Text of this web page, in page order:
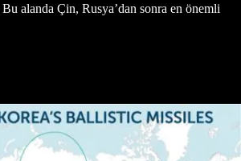
alanda Çin, Rusya’dan sonra en önemli